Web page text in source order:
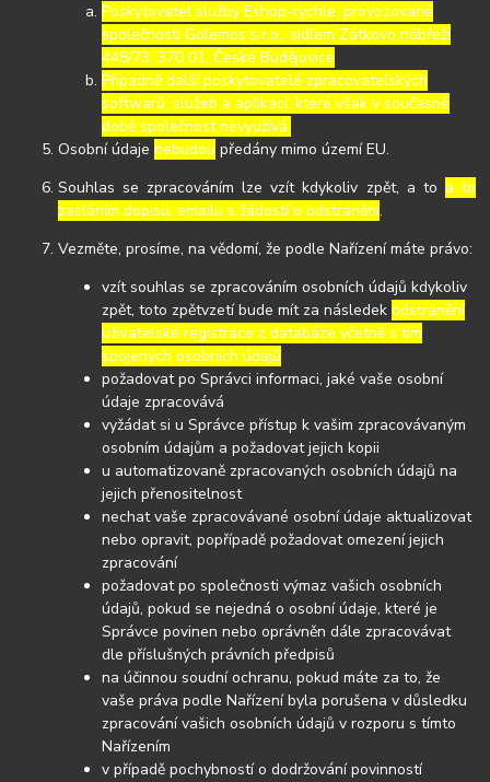
Poskytovatel služby Eshop-rychle, provozované
společností Golemos s.r.o., sídlem Zátkovo nábřeží
448/73, 370 01, České Budějovice
Případně další poskytovatelé zpracovatelských
softwarů, služeb a aplikací, které však v současné
době společnost nevyužívá.
Osobní údajenebudou předány mimo území EU.
Souhlas se zpracováním lze vzít kdykoliv zpět, a to a to
zasláním dopisu, emailu s žádostí o odstranění.
Vezměte, prosíme, na vědomí, že podle Nařízení máte právo:
vzít souhlas se zpracováním osobních údajů kdykoliv
zpět, toto zpětvzetí bude mít za následekodstranění
uživatelské registrace z databáze včetně s tím
spojených osobních údajů
požadovat po Správci informaci, jaké vaše osobní
údaje zpracovává
vyžádat si u Správce přístup k vašim zpracovávaným
osobním údajům a požadovat jejich kopii
u automatizovaně zpracovaných osobních údajů na
jejich přenositelnost
nechat vaše zpracovávané osobní údaje aktualizovat
nebo opravit, popřípadě požadovat omezení jejich
zpracování
požadovat po společnosti výmaz vašich osobních
údajů, pokud se nejedná o osobní údaje, které je
Správce povinen nebo oprávněn dále zpracovávat
dle příslušných právních předpisů
na účinnou soudní ochranu, pokud máte za to, že
vaše práva podle Nařízení byla porušena v důsledku
zpracování vašich osobních údajů v rozporu s tímto
Nařízením
v případě pochybností o dodržování povinností